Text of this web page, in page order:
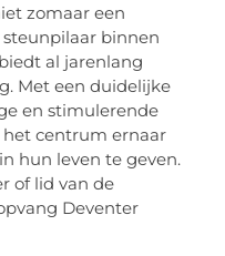
zomaar een
binnen
al jarenlang
Met een duidelijke
en stimulerende
centrum ernaar
hun leven te geven.
of lid van de
Deventer